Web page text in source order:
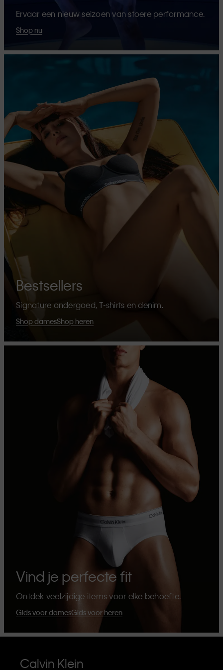
Ervaar een nieuw seizoen van stoere performance.
Shop nu
Bestsellers
Signature ondergoed, T-shirts en denim.
Shop damesShop heren
Vind je perfecte fit
Ontdek veelzijdige items voor elke behoefte.
Gids voor damesGids voor heren
Calvin Klein